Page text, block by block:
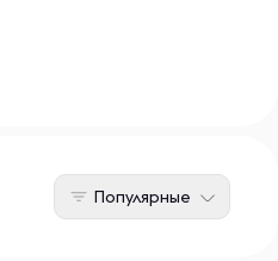
Популярные